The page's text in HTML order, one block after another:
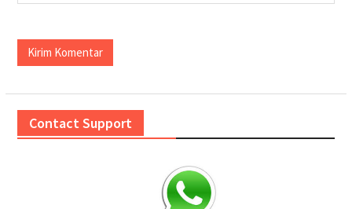
Contact Support